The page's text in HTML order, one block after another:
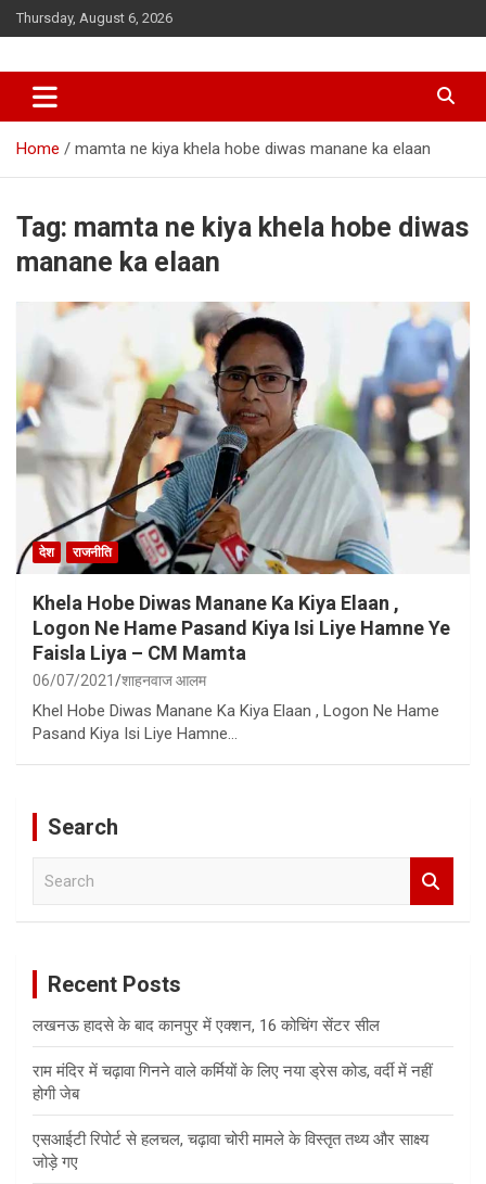
Skip
to
Thursday, August 6, 2026
Home mamta ne kiya khela hobe diwas manane ka elaan
Tag: mamta ne kiya khela hobe diwas
manane ka elaan
देश राजनीति
Khela Hobe Diwas Manane Ka Kiya Elaan ,
Logon Ne Hame Pasand Kiya Isi Liye Hamne Ye
Faisla Liya – CM Mamta
06/07/2021 शाहनवाज आलम
Khel Hobe Diwas Manane Ka Kiya Elaan , Logon Ne Hame
Pasand Kiya Isi Liye Hamne…
Search
Recent Posts
लखनऊ हादसे के बाद कानपुर में एक्शन, 16 कोचिंग सेंटर सील
राम मंदिर में चढ़ावा गिनने वाले कर्मियों के लिए नया ड्रेस कोड, वर्दी में नहीं
होगी जेब
एसआईटी रिपोर्ट से हलचल, चढ़ावा चोरी मामले के विस्तृत तथ्य और साक्ष्य
जोड़े गए